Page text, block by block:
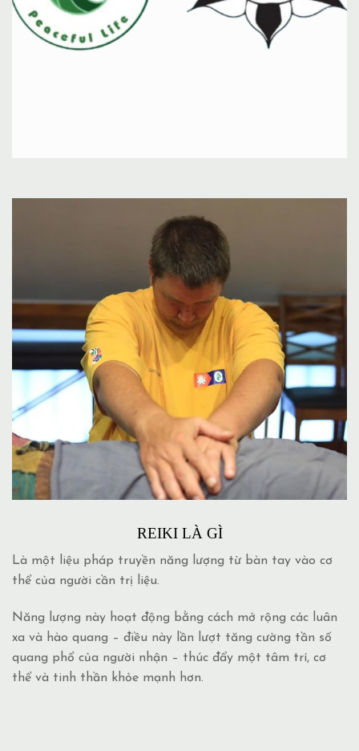
REIKI LÀ GÌ
Là một liệu pháp truyền năng lượng từ bàn tay vào cơ
thể của người cần trị liệu.
Năng lượng này hoạt động bằng cách mở rộng các luân
xa và hào quang – điều này lần lượt tăng cường tần số
quang phổ của người nhận – thúc đẩy một tâm trí, cơ
thể và tinh thần khỏe mạnh hơn.